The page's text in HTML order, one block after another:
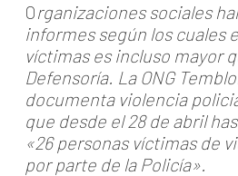
Organizaciones sociales
informes según los cuales
víctimas es incluso mayor
Defensoría. La ONG
documenta violencia
que desde el 28 de abril
«26 personas víctimas de
por parte de la Policía».